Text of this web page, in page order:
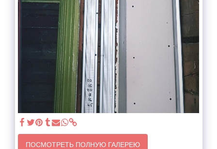
ПОСМОТРЕТЬ ПОЛНУЮ ГАЛЕРЕЮ